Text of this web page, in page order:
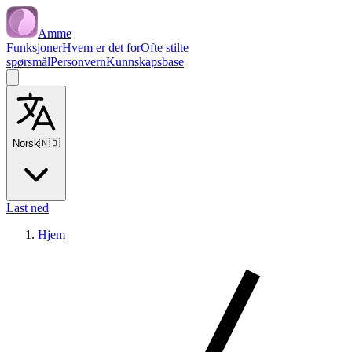
Amme
FunksjonerHvem er det forOfte stilte
spørsmålPersonvernKunnskapsbase
Norsk🇳🇴
Last ned
Hjem